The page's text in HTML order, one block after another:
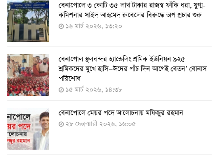
১১ আগস্ট থেকে পরীক্ষামূলকভাবে শুরু শিশুদের করোনা টিকা
দেওয়া
৭ আগস্ট ২০২২, ১৩:৫৩
করোনায় ৫ জনের মৃত্যু, শনাক্ত ৬২৬
২৭ জুলাই ২০২২, ১৭:৩৮
দেশে করোনায় শনাক্তের সংখ্যা ২০ লাখ ছাড়াল
২১ জুলাই ২০২২, ১৭:৫৪
বেনাপোলে ৩ কোটি ৩৫ লাখ টাকার রাজস্ব ফাঁকি ধরা, যুগ্ম-
কমিশনার সাইদ আহমেদ রুবেলের বিরুদ্ধে অপ প্রচার শুরু
১৬ মার্চ ২০২৬, ১৩:২০
বেনাপোল স্থলবন্দর হ্যান্ডেলিং শ্রমিক ইউনিয়ন ৯২৫
শ্রমিকদের মুখে হাসি—ঈদের পাঁচ দিন আগেই বেতন’ বোনাস
পরিশোধ
১৫ মার্চ ২০২৬, ১৪:৩৮
বেনাপোলে মেয়র পদে আলোচনায় মফিজুর রহমান
২৮ ফেব্রুয়ারী ২০২৬, ১৬:০৫